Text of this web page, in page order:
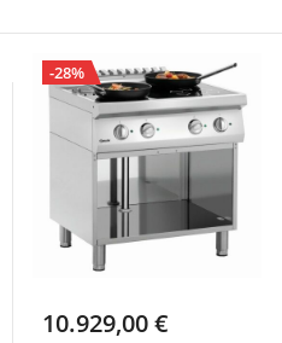
-28%
10.929,00 €